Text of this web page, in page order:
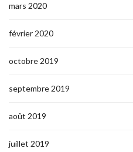
mars 2020
février 2020
octobre 2019
septembre 2019
août 2019
juillet 2019